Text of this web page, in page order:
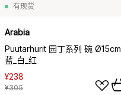
有现货
Arabia
Puutarhurit 园丁系列 碗 Ø15cm,
蓝_白_红
¥238
¥305